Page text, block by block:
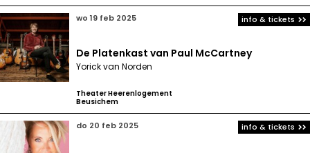
wo 19 feb 2025
De Platenkast van Paul McCartney
Yorick van Norden
Theater Heerenlogement
Beusichem
info & tickets
do 20 feb 2025 info & tickets